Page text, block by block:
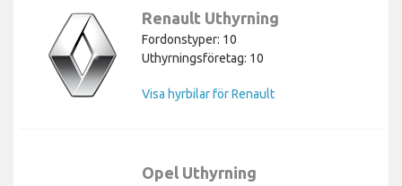
Renault Uthyrning
Fordonstyper: 10
Uthyrningsföretag: 10
Visa hyrbilar för Renault
Opel Uthyrning